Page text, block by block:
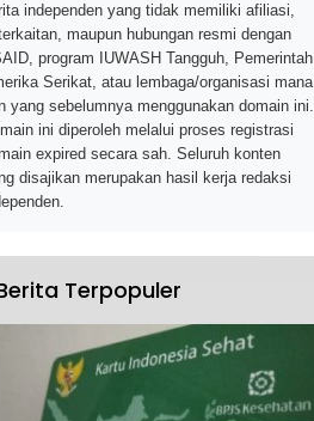
independen yang tidak memiliki afiliasi,
maupun hubungan resmi dengan
program IUWASH Tangguh, Pemerintah
Serikat, atau lembaga/organisasi mana
yang sebelumnya menggunakan domain ini.
ini diperoleh melalui proses registrasi
expired secara sah. Seluruh konten
disajikan merupakan hasil kerja redaksi
Terpopuler